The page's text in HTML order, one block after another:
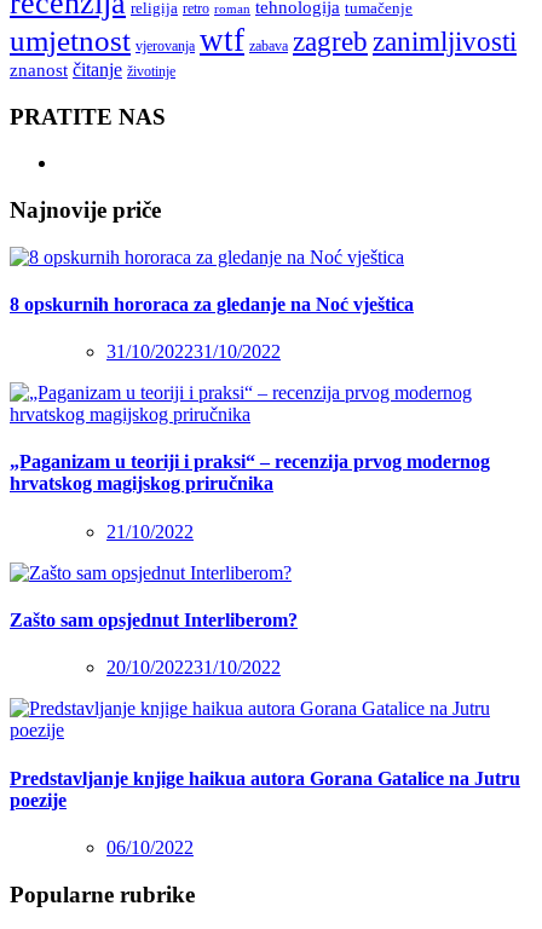
religija retro roman tehnologija tumačenje
umjetnost vjerovanja wtf zabava zagreb zanimljivosti
znanost čitanje životinje
PRATITE NAS
Najnovije priče
8 opskurnih hororaca za gledanje na Noć vještica
31/10/202231/10/2022
„Paganizam u teoriji i praksi“ – recenzija prvog modernog
hrvatskog magijskog priručnika
21/10/2022
Zašto sam opsjednut Interliberom?
20/10/202231/10/2022
Predstavljanje knjige haikua autora Gorana Gatalice na Jutru
poezije
06/10/2022
Popularne rubrike